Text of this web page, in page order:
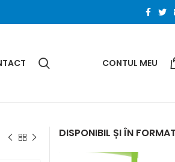
CONTUL MEU
DISPONIBIL ȘI ÎN